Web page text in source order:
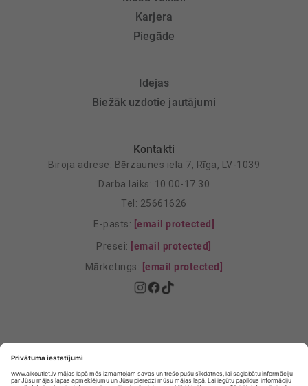
Karjera
Piegāde
Idejas
Biežāk uzdotie jautājumi
Kontakti
Biroja adrese: Bērzaunes iela 7, Rīga, LV-1039
Darba laiks: 10.00-17.30
Tel: 25661626
E-pasts: [email protected]
Presei: [email protected]
Mārketings: [email protected]
Privātuma Iestatījumi